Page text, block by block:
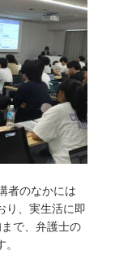
者のなかには
り、実生活に即
で、弁護士の